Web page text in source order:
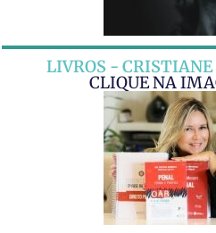
LIVROS -
CLIQUE NA